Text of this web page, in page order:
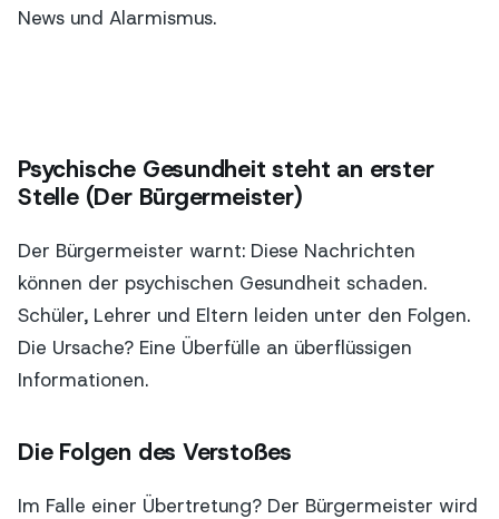
News und Alarmismus.
Psychische Gesundheit steht an erster
Stelle (Der Bürgermeister)
Der Bürgermeister warnt: Diese Nachrichten
können der psychischen Gesundheit schaden.
Schüler, Lehrer und Eltern leiden unter den Folgen.
Die Ursache? Eine Überfülle an überflüssigen
Informationen.
Die Folgen des Verstoßes
Im Falle einer Übertretung? Der Bürgermeister wird